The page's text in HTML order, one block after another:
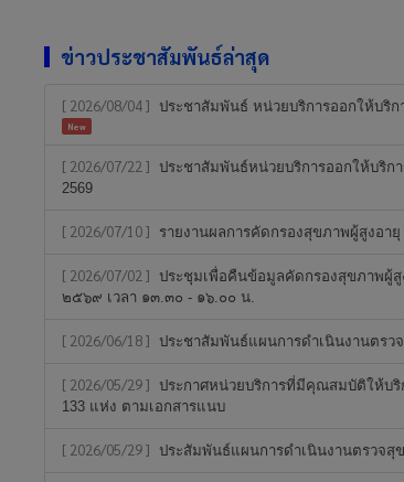
ข่าวประชาสัมพันธ์ล่าสุด
[ 2026/08/04 ] ประชาสัมพันธ์ หน่วยบริการออกให้บริ
New
[ 2026/07/22 ] ประชาสัมพันธ์หน่วยบริการออกให้บริก
2569
[ 2026/07/10 ] รายงานผลการคัดกรองสุขภาพผู้สูงอา
[ 2026/07/02 ] ประชุมเพื่อคืนข้อมูลคัดกรองสุขภาพผู้
๒๕๖๙ เวลา ๑๓.๓๐ - ๑๖.๐๐ น.
[ 2026/06/18 ] ประชาสัมพันธ์แผนการดำเนินงานตรว
[ 2026/05/29 ] ประกาศหน่วยบริการที่มีคุณสมบัติให้บ
133 แห่ง ตามเอกสารแนบ
[ 2026/05/29 ] ประสัมพันธ์แผนการดำเนินงานตรวจสุ